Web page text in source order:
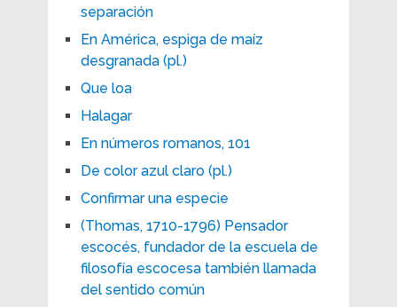
separación
En América, espiga de maíz
desgranada (pl.)
Que loa
Halagar
En números romanos, 101
De color azul claro (pl.)
Confirmar una especie
(Thomas, 1710-1796) Pensador
escocés, fundador de la escuela de
filosofía escocesa también llamada
del sentido común